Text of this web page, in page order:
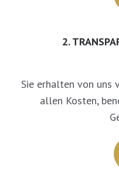
2.
Sie erhalten von uns
allen Kosten,